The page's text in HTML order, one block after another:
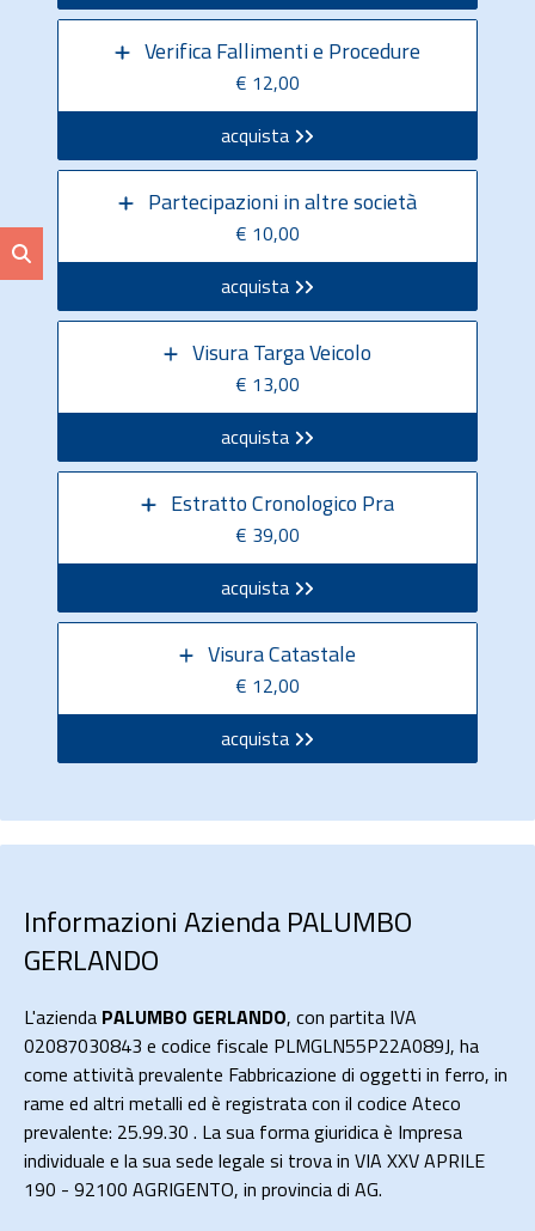
Verifica Fallimenti e Procedure
€ 12,00
acquista
Partecipazioni in altre società
€ 10,00
acquista
Visura Targa Veicolo
€ 13,00
acquista
Estratto Cronologico Pra
€ 39,00
acquista
Visura Catastale
€ 12,00
acquista
Informazioni Azienda PALUMBO
GERLANDO
L'azienda PALUMBO GERLANDO, con partita IVA
02087030843 e codice fiscale PLMGLN55P22A089J, ha
come attività prevalente Fabbricazione di oggetti in ferro, in
rame ed altri metalli ed è registrata con il codice Ateco
prevalente: 25.99.30 . La sua forma giuridica è Impresa
individuale e la sua sede legale si trova in VIA XXV APRILE
190 - 92100 AGRIGENTO, in provincia di AG.